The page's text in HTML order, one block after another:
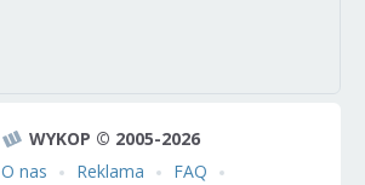
WYKOP © 2005-2026
O nas
Reklama
FAQ